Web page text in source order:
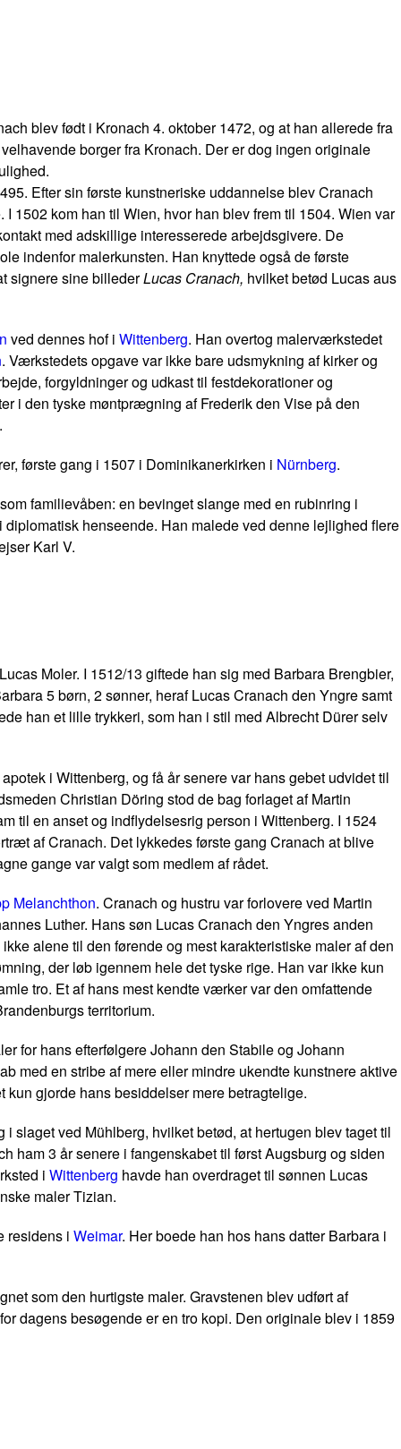
blev født i Kronach 4. oktober 1472, og at han allerede fra
borger fra Kronach. Der er dog ingen originale
Efter sin første kunstneriske uddannelse blev Cranach
1502 kom han til Wien, hvor han blev frem til 1504. Wien var
med adskillige interesserede arbejdsgivere. De
indenfor malerkunsten. Han knyttede også de første
signere sine billederLucas Cranach, hvilket betød Lucas aus
ved dennes hof i Wittenberg. Han overtog malerværkstedet
. Værkstedets opgave var ikke bare udsmykning af kirker og
forgyldninger og udkast til festdekorationer og
i den tyske møntprægning af Frederik den Vise på den
første gang i 1507 i Dominikanerkirken i Nürnberg.
familievåben: en bevinget slange med en rubinring i
henseende. Han malede ved denne lejlighed flere
Karl V.
Lucas Moler. I 1512/13 giftede han sig med Barbara Brengbier,
5 børn, 2 sønner, heraf Lucas Cranach den Yngre samt
han et lille trykkeri, som han i stil med Albrecht Dürer selv
i Wittenberg, og få år senere var hans gebet udvidet til
Christian Döring stod de bag forlaget af Martin
til en anset og indflydelsesrig person i Wittenberg. I 1524
af Cranach. Det lykkedes første gang Cranach at blive
gange var valgt som medlem af rådet.
Melanchthon. Cranach og hustru var forlovere ved Martin
Luther. Hans søn Lucas Cranach den Yngres anden
alene til den førende og mest karakteristiske maler af den
der løb igennem hele det tyske rige. Han var ikke kun
tro. Et af hans mest kendte værker var den omfattende
territorium.
for hans efterfølgere Johann den Stabile og Johann
med en stribe af mere eller mindre ukendte kunstnere aktive
gjorde hans besiddelser mere betragtelige.
slaget ved Mühlberg, hvilket betød, at hertugen blev taget til
ham 3 år senere i fangenskabet til først Augsburg og siden
i Wittenberg havde han overdraget til sønnen Lucas
maler Tizian.
residens i Weimar. Her boede han hos hans datter Barbara i
som den hurtigste maler. Gravstenen blev udført af
dagens besøgende er en tro kopi. Den originale blev i 1859